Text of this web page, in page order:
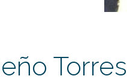
Torres